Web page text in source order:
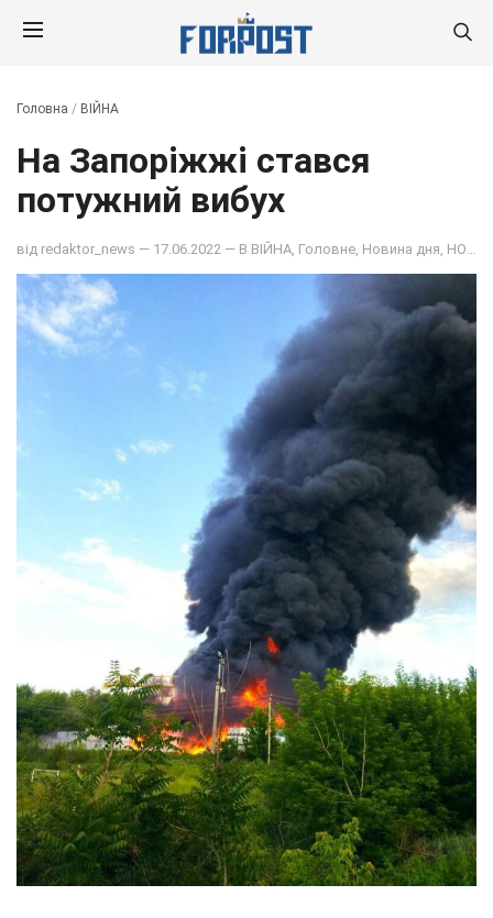
Головна / ВІЙНА
На Запоріжжі стався
потужний вибух
від redaktor_news — 17.06.2022 — В ВІЙНА Головне Новина дня НОВИНИ